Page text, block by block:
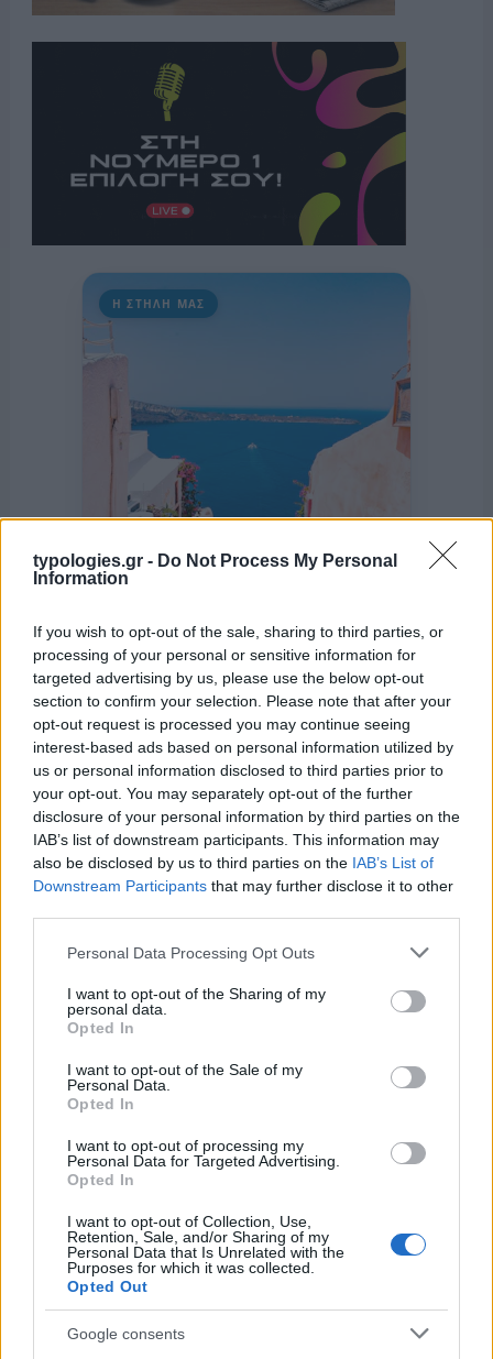
typologies.gr - Do Not Process My Personal
Information
If you wish to opt-out of the sale, sharing to third parties, or
processing of your personal or sensitive information for
targeted advertising by us, please use the below opt-out
section to confirm your selection. Please note that after your
opt-out request is processed you may continue seeing
interest-based ads based on personal information utilized by
us or personal information disclosed to third parties prior to
your opt-out. You may separately opt-out of the further
disclosure of your personal information by third parties on the
IAB’s list of downstream participants. This information may
also be disclosed by us to third parties on the IAB’s List of
Downstream Participants that may further disclose it to other
Please note that this website/app uses one or more Google
not limited to your visit or usage behaviour. You may click to
grant or deny consent to Google and its third-party tags to
use your data for below specified purposes in below Google
consent section.
Personal Data Processing Opt Outs
I want to opt-out of the Sharing of my
personal data.
Opted In
I want to opt-out of the Sale of my
Personal Data.
Opted In
I want to opt-out of processing my
Personal Data for Targeted Advertising.
Opted In
I want to opt-out of Collection, Use,
Retention, Sale, and/or Sharing of my
Personal Data that Is Unrelated with the
Purposes for which it was collected.
Opted Out
Google consents
Η ΣΤΗΛΗ ΜΑΣ
της Ζωής μας
Οι άνθρωποι, οι αυθεντικές ιστορίες,
το ελληνικό καλοκαίρι και ένας
πολιτισμός που μας ενώνει κάθε μέρα.
ΟΣΑ ΧΡΕΙΑΖΕΣΑΙ
ΓΙΑ ΤΟ ΚΑΛΟΚΑΙΡΙ ΣΟΥ →
ΤΟ ΠΑΡΟΝ ΤΗΣ ΚΥΡΙΑΚΗΣ